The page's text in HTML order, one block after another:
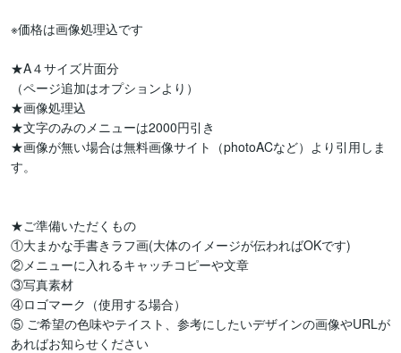
※価格は画像処理込です
★A４サイズ片面分
（ページ追加はオプションより）
★画像処理込
★文字のみのメニューは2000円引き
★画像が無い場合は無料画像サイト（photoACなど）より引用しま
す。
★ご準備いただくもの
①大まかな手書きラフ画(大体のイメージが伝わればOKです)
②メニューに入れるキャッチコピーや文章
③写真素材
④ロゴマーク（使用する場合）
⑤ ご希望の色味やテイスト、参考にしたいデザインの画像やURLが
あればお知らせください